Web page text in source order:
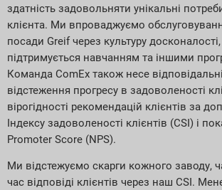
здатність задовольняти унікальні
клієнта. Ми впроваджуємо
посади Greif через культуру
підтримується навчанням та іншими
Команда ComEx також несе
відстеження прогресу в задоволеності
вірогідності рекомендацій клієнтів за
Індексу задоволеності клієнтів (CSI) і
Promoter Score (NPS).
Ми відстежуємо скарги кожного заводу,
час відповіді клієнтів через наш CSI.